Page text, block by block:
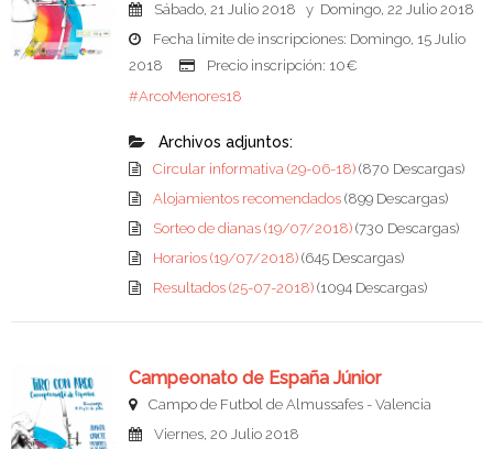
Sábado, 21 Julio 2018 y Domingo, 22 Julio 2018
Fecha límite de inscripciones: Domingo, 15 Julio
2018
Precio inscripción: 10€
#ArcoMenores18
Archivos adjuntos:
Circular informativa (29-06-18) (870 Descargas)
Alojamientos recomendados (899 Descargas)
Sorteo de dianas (19/07/2018) (730 Descargas)
Horarios (19/07/2018) (645 Descargas)
Resultados (25-07-2018) (1094 Descargas)
Campeonato de España Júnior
Campo de Futbol de Almussafes - Valencia
Viernes, 20 Julio 2018